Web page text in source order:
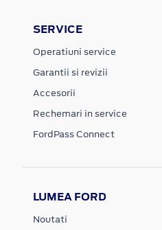
SERVICE
Operatiuni service
Garantii si revizii
Accesorii
Rechemari in service
FordPass Connect
LUMEA FORD
Noutati